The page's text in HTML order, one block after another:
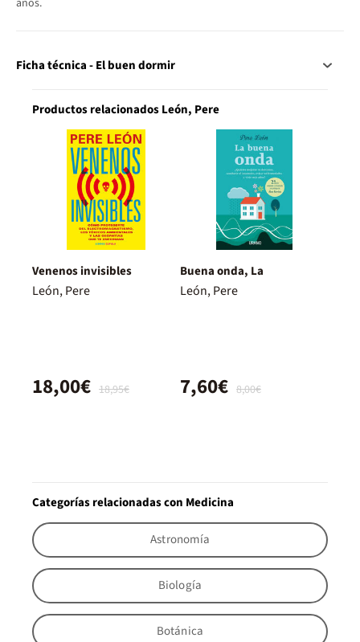
años.
Ficha técnica - El buen dormir
Productos relacionados León, Pere
Venenos invisibles
León, Pere
18,95€
18,00€
Buena onda, La
León, Pere
8,00€
7,60€
Categorías relacionadas con Medicina
Astronomía
Biología
Botánica